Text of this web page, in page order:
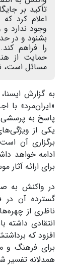
تأکید بر
اعلام کرد
وجود ندارد و
بشنود و در
را فراهم
حمایت از
مسائل است،
به گزارش
«ایران‌مرد» با
پاسخ به پرسشی
یکی از
برگزاری آن
ادامه خواهد
برای ارائه
در واکنش به
گسترده آن در
ناظری از
انتقادی داشته
افزود که
برای فرهنگ و
همدلانه تفسیر